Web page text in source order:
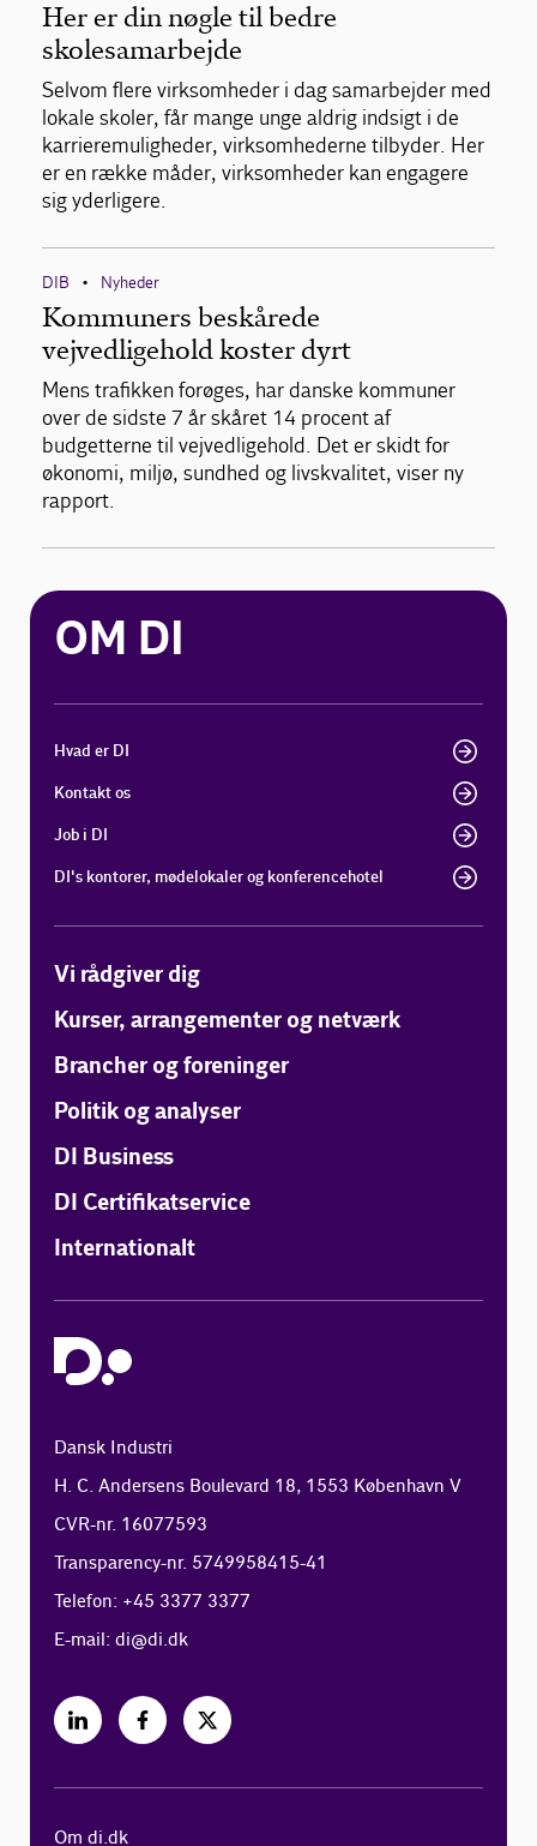
Her er din nøgle til bedre
skolesamarbejde
Selvom flere virksomheder i dag samarbejder med
lokale skoler, får mange unge aldrig indsigt i de
karrieremuligheder, virksomhederne tilbyder. Her
er en række måder, virksomheder kan engagere
sig yderligere.
DIB • Nyheder
Kommuners beskårede
vejvedligehold koster dyrt
Mens trafikken forøges, har danske kommuner
over de sidste 7 år skåret 14 procent af
budgetterne til vejvedligehold. Det er skidt for
økonomi, miljø, sundhed og livskvalitet, viser ny
rapport.
OM DI
Hvad er DI
Kontakt os
Job i DI
DI's kontorer, mødelokaler og konferencehotel
Vi rådgiver dig
Kurser, arrangementer og netværk
Brancher og foreninger
Politik og analyser
DI Business
DI Certifikatservice
Internationalt
Dansk Industri
H. C. Andersens Boulevard 18, 1553 København V
CVR-nr. 16077593
Transparency-nr. 5749958415-41
Telefon: +45 3377 3377
E-mail:di@di.dk
Om di.dk